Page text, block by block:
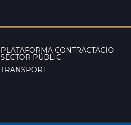
PLATAFORMA CONTRACTACIÓ
SECTOR PÚBLIC
TRANSPORT